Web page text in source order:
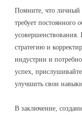
Помните, что личный
требует постоянного
стратегию и
индустрии и
успех,
улучшить свои навыки.
В заключение,